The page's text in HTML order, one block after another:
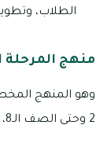
الطلاب،
منهج المرحلة
وهو المنهج
2 وحتى الصف الـ8، ومن بين أبرز المواد التي يتم تعليمها ما يلي: